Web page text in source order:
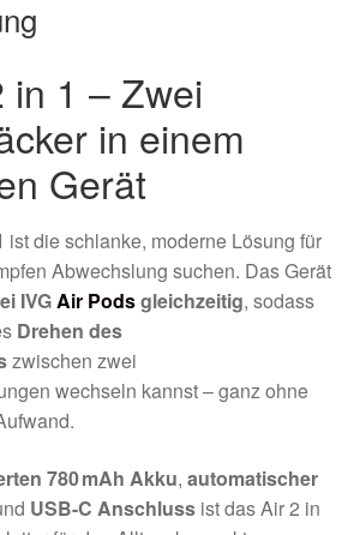
in 1 – Zwei
in einem
Gerät
ist die schlanke, moderne Lösung für
Abwechslung suchen. Das Gerät
IVGAir Podsgleichzeitig, sodass
Drehen des
zwischen zwei
wechseln kannst – ganz ohne
780 mAh Akku, automatischer
USB-C Anschlussist das Air 2 in